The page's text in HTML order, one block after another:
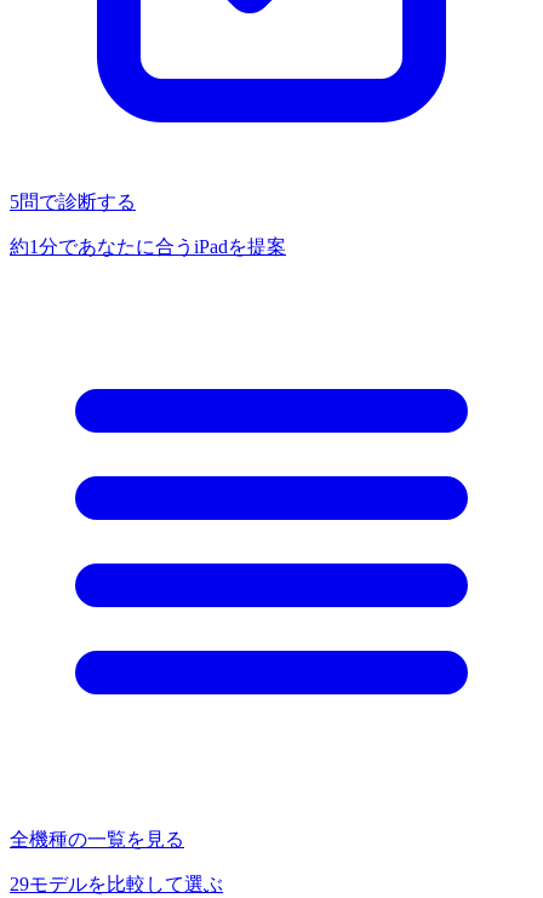
5問で診断する
約1分であなたに合うiPadを提案
全機種の一覧を見る
29モデルを比較して選ぶ